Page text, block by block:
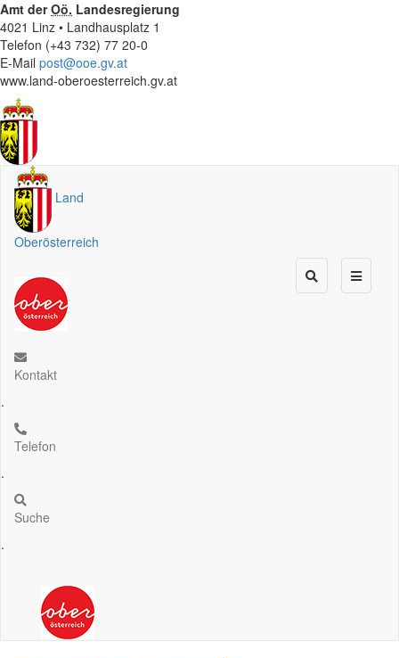
Amt derOö. Landesregierung
4021 Linz • Landhausplatz 1
Telefon (+43 732) 77 20-0
E-Mail post@ooe.gv.at
www.land-oberoesterreich.gv.at
Land
Oberösterreich
Kontakt
.
Telefon
.
Suche
.